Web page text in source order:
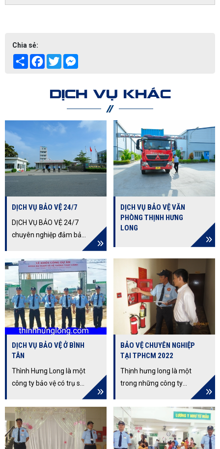
Chia sẻ:
Share Facebook
Twitter
DỊCH VỤ KHÁC
DỊCH VỤ BẢO VỆ 24/7
DỊCH VỤ BẢO VỆ 24/7
chuyên nghiệp đảm bảo
gián đoạn. Khám phá
các ưu điểm vượt trội và
phạm vi ứng dụng rộng
rãi của dịch vụ bảo vệ 24
giờ liên tục, giúp tối ưu
hóa chi phí và ngăn
chặn rủi ro hiệu quả.
DỊCH VỤ BẢO VỆ VĂN
PHÒNG THỊNH HƯNG
LONG
DỊCH VỤ BẢO VỆ Ở BÌNH
TÂN
Thình Hưng Long là một
công ty bảo vệ có trụ sở
ty: Công ty TNHH Thịnh
Hưng Long Địa chỉ:
83/3/3 Phạm Văn Bạch,
Phường 15, Quận Tân
BẢO VỆ CHUYÊN NGHIỆP
TẠI TPHCM 2022
Thịnh hưng long là một
trong những công ty
cung cấp dịch vụ bảo vệ
chuyên nghiệp. Với hơn
10 năm kinh nghiệm
hoạt động trong nghề,